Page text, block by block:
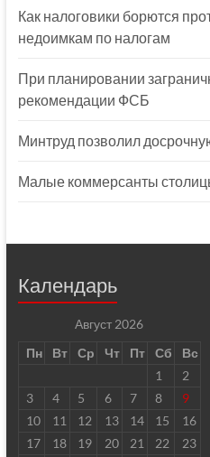
Как налоговики борются
недоимкам по налогам
При планировании
рекомендации ФСБ
Минтруд позволил
Малые коммерсанты
Календарь
Август 2026
Пн
Вт Ср Чт Пт Сб
Вс
1
2
3
4 5 6 7 8
9
10
11 12 13 14 15
16
17
18 19 20 21 22
23